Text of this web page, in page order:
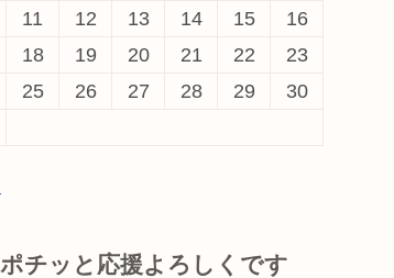
11 12 13 14 15
16
18 19 20 21 22
23
25 26 27 28 29
30
ポチッと応援よろしくです